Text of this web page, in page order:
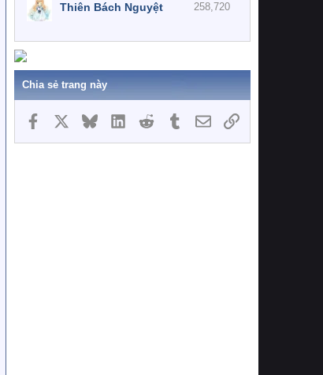
258,720
Thiên Bách Nguyệt
Chia sẻ trang này
Facebook BlueskyLinkedInReddit TumblrEmailLink